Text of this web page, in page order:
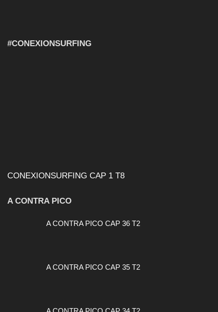
#CONEXIONSURFING
CONEXIONSURFING CAP 1 T8
A CONTRA PICO
A CONTRA PICO CAP 36 T2
A CONTRA PICO CAP 35 T2